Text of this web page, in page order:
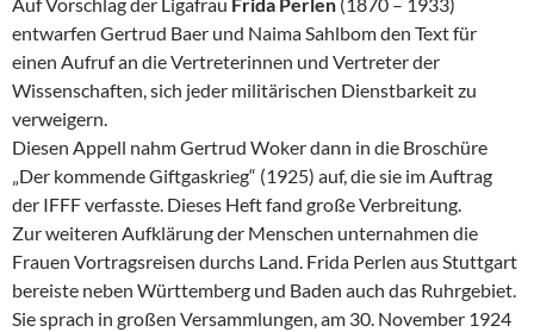
entwarfen Gertrud Baer und Naima Sahlbom den Text für
einen Aufruf an die Vertreterinnen und Vertreter der
Wissenschaften, sich jeder militärischen Dienstbarkeit zu
verweigern.
Diesen Appell nahm Gertrud Woker dann in die Broschüre
„Der kommende Giftgaskrieg“ (1925) auf, die sie im Auftrag
der IFFF verfasste. Dieses Heft fand große Verbreitung.
Zur weiteren Aufklärung der Menschen unternahmen die
Frauen Vortragsreisen durchs Land. Frida Perlen aus Stuttgart
bereiste neben Württemberg und Baden auch das Ruhrgebiet.
Sie sprach in großen Versammlungen, am 30. November 1924